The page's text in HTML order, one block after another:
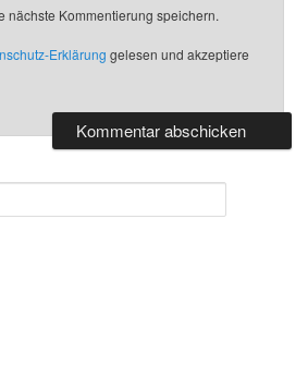
nächste Kommentierung speichern.
Erklärung gelesen und akzeptiere